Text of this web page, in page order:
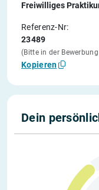
Freiwilliges
Referenz-Nr:
23489
(Bitte in der
Kopieren
Dein